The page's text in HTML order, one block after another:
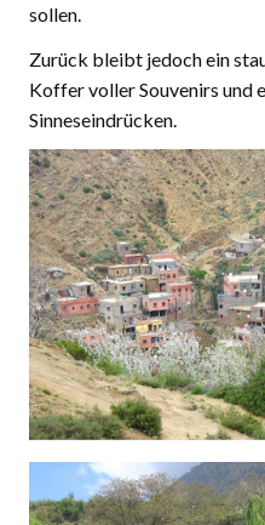
sollen.
Zurück bleibt jedoch ein
Koffer voller Souvenirs und
Sinneseindrücken.